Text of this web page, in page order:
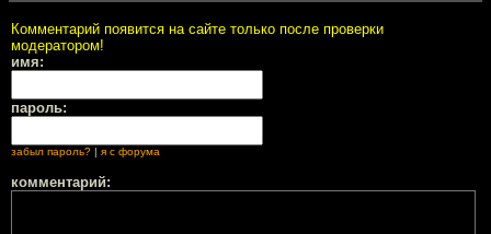
Комментарий появится на сайте только после проверки
модератором!
имя:
пароль:
забыл пароль? | я с форума
комментарий: